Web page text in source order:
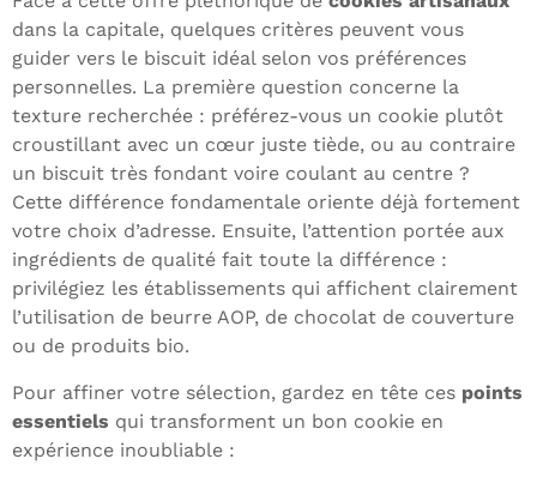
dans la capitale, quelques critères peuvent vous
guider vers le biscuit idéal selon vos préférences
personnelles. La première question concerne la
texture recherchée : préférez-vous un cookie plutôt
croustillant avec un cœur juste tiède, ou au contraire
un biscuit très fondant voire coulant au centre ?
Cette différence fondamentale oriente déjà fortement
votre choix d’adresse. Ensuite, l’attention portée aux
ingrédients de qualité fait toute la différence :
privilégiez les établissements qui affichent clairement
l’utilisation de beurre AOP, de chocolat de couverture
ou de produits bio.
Pour affiner votre sélection, gardez en tête ces points
essentiels qui transforment un bon cookie en
expérience inoubliable :